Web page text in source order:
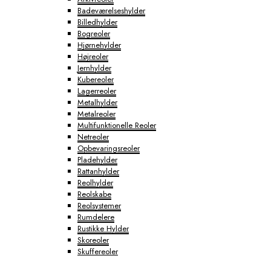
Badeværelseshylder
Billedhylder
Bogreoler
Hjørnehylder
Højreoler
Jernhylder
Kubereoler
Lagerreoler
Metalhylder
Metalreoler
Multifunktionelle Reoler
Netreoler
Opbevaringsreoler
Pladehylder
Rattanhylder
Reolhylder
Reolskabe
Reolsystemer
Rumdelere
Rustikke Hylder
Skoreoler
Skuffereoler